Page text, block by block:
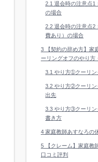
2.1 退会時の注意点1
の場合
2.2 退会時の注意点2
費あり）の場合
3 【契約の辞め方】家
ーリングオフのやり方
3.1 やり方➀クーリン
3.2 やり方➁クーリン
出先
3.3 やり方➂クーリン
書き方
4 家庭教師あすなろの
5 【クレーム】家庭教
口コミ評判